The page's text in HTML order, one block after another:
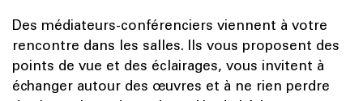
Des médiateurs-conférenciers viennent à votre
rencontre dans les salles. Ils vous proposent des
points de vue et des éclairages, vous invitent à
échanger autour des œuvres et à ne rien perdre